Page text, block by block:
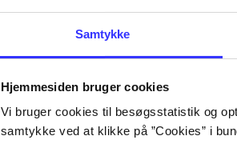
Samtykke
Hjemmesiden bruger cookies
Vi bruger cookies til besøgsstatistik og
samtykke ved at klikke på ”Cookies” i